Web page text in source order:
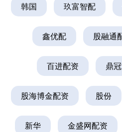
韩国 玖富智配
鑫优配 股融通
百进配资 鼎
股海博金配资 股份
新华 金盛网配资